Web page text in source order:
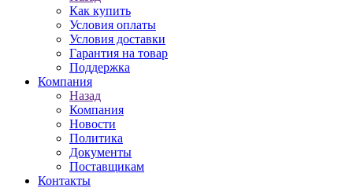
Как купить
Условия оплаты
Условия доставки
Гарантия на товар
Поддержка
Компания
Назад
Компания
Новости
Политика
Документы
Поставщикам
Контакты